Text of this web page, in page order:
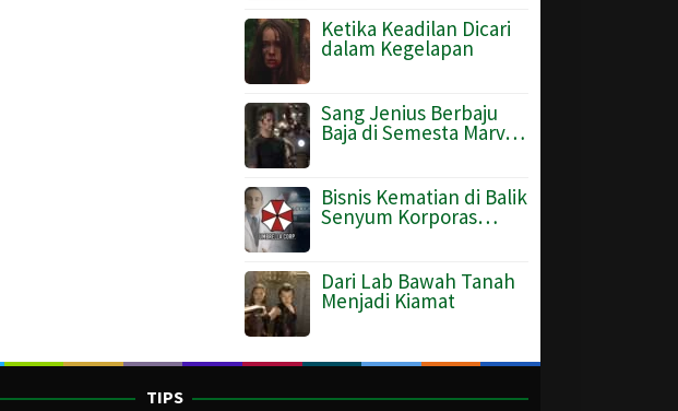
Ketika Keadilan Dicari
dalam Kegelapan
Sang Jenius Berbaju
Baja di Semesta Marv…
Bisnis Kematian di Balik
Senyum Korporas…
Dari Lab Bawah Tanah
Menjadi Kiamat
TIPS